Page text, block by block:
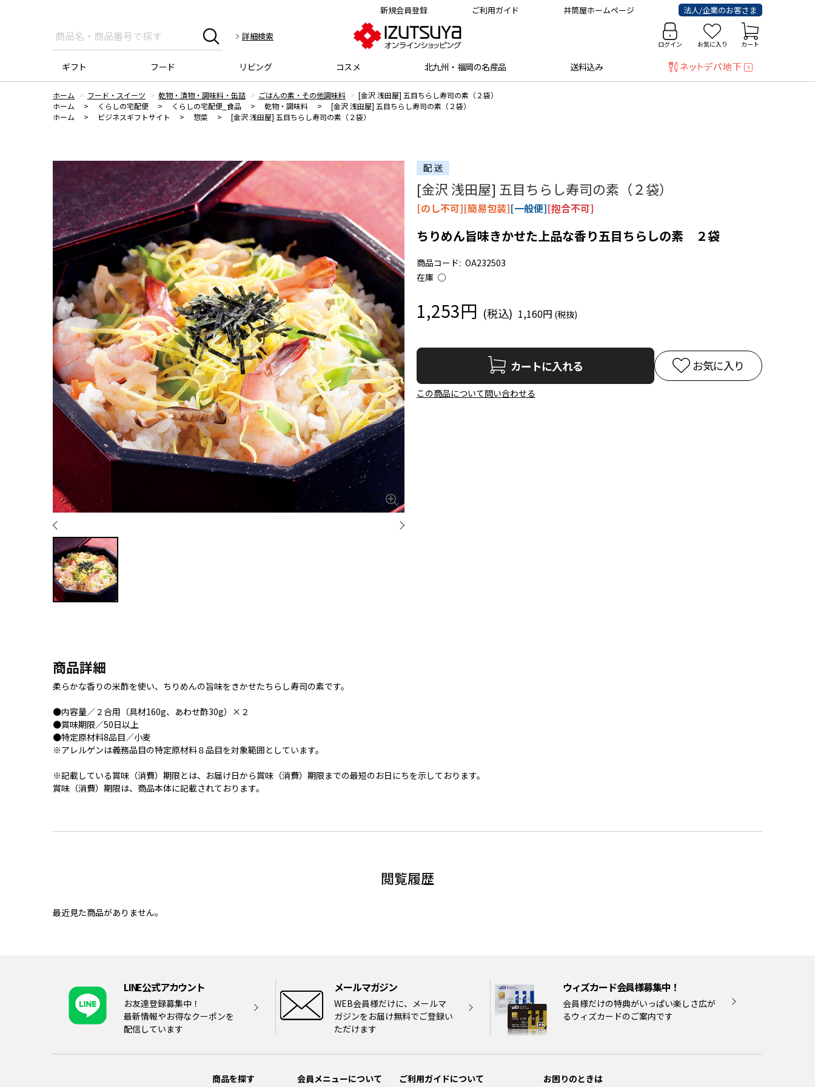
新規会員登録 ご利用ガイド 井筒屋ホームページ 法人/企業のお客さま
詳細検索
ログイン お気に入り カート
ギフト フード リビング コスメ 北九州・福岡の名産品 送料込み
ホーム フード・スイーツ 乾物・漬物・調味料・缶詰 ごはんの素・その他調味料
[金沢 浅田屋] 五目ちらし寿司の素（２袋）
ホーム
> くらしの宅配便 > くらしの宅配便_食品 > 乾物・調味料 >
[金沢 浅田屋] 五目ちらし寿司の素（２袋）
ホーム
> ビジネスギフトサイト > 惣菜 > [金沢 浅田屋] 五目ちらし寿司の素（２袋）
[金沢 浅田屋] 五目ちらし寿司の素（２袋）
[のし不可][簡易包装][一般便][抱合不可]
ちりめん旨味きかせた上品な香り五目ちらしの素 ２袋
商品コード: OA232503
在庫 ○
1,253円 1,160円
カートに入れる お気に入り
この商品について問い合わせる
商品詳細
柔らかな香りの米酢を使い、ちりめんの旨味をきかせたちらし寿司の素です。
●内容量／２合用（具材160g、あわせ酢30g）×２
●賞味期限／50日以上
●特定原材料8品目／小麦
※アレルゲンは義務品目の特定原材料８品目を対象範囲としています。
※記載している賞味（消費）期限とは、お届け日から賞味（消費）期限までの最短のお日にちを示しております。
賞味（消費）期限は、商品本体に記載されております。
閲覧履歴
最近見た商品がありません。
LINE公式アカウント
お友達登録募集中！
最新情報やお得なクーポンを
配信しています
メールマガジン
WEB会員様だけに、メールマ
ガジンをお届け無料でご登録い
ただけます
ウィズカード会員様募集中！
会員様だけの特典がいっぱい楽しさ広が
るウィズカードのご案内です
商品を探す 会員メニューについて ご利用ガイドについて お困りのときは